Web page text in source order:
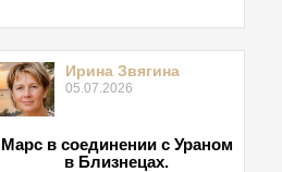
Ирина Звягина
05.07.2026
Марс в соединении с Ураном
в Близнецах.